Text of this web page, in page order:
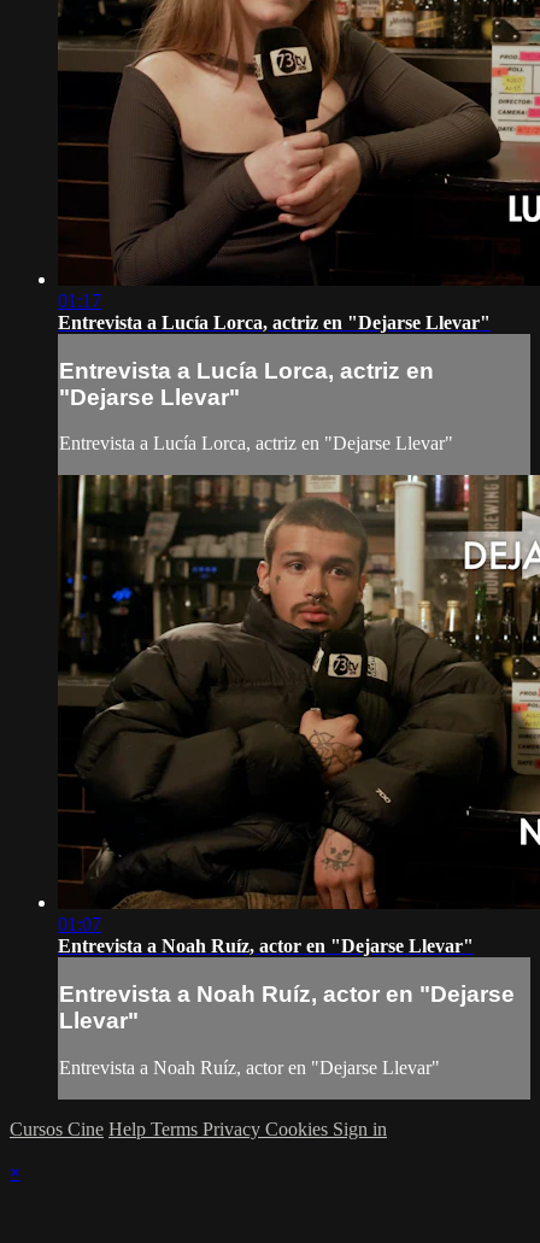
01:17
Entrevista a Lucía Lorca, actriz en "Dejarse Llevar"
Entrevista a Lucía Lorca, actriz en
"Dejarse Llevar"
Entrevista a Lucía Lorca, actriz en "Dejarse Llevar"
01:07
Entrevista a Noah Ruíz, actor en "Dejarse Llevar"
Entrevista a Noah Ruíz, actor en "Dejarse
Llevar"
Entrevista a Noah Ruíz, actor en "Dejarse Llevar"
Cursos Cine Help Terms Privacy Cookies Sign in
×